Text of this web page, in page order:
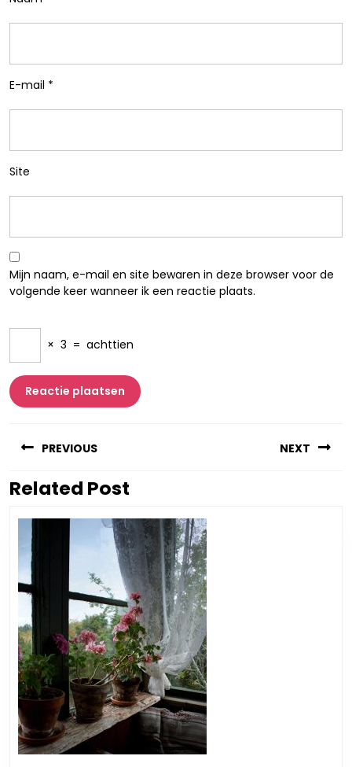
E-mail *
Site
Mijn naam, e-mail en site bewaren in deze browser voor de
volgende keer wanneer ik een reactie plaats.
× 3 = achttien
PREVIOUS
Vorig
NEXT
Related Post